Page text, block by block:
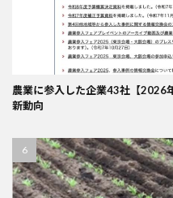
農業に参入した企業43社【2026
新動向